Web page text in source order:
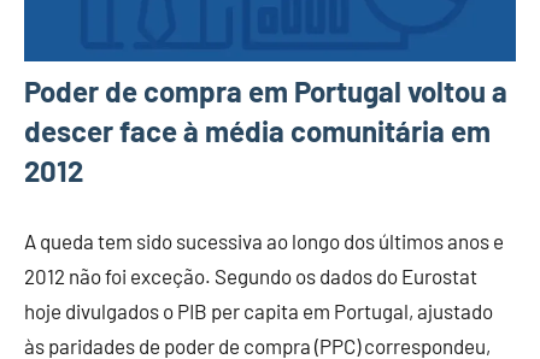
Poder de compra em Portugal voltou a
descer face à média comunitária em
2012
A queda tem sido sucessiva ao longo dos últimos anos e
2012 não foi exceção. Segundo os dados do Eurostat
hoje divulgados o PIB per capita em Portugal, ajustado
às paridades de poder de compra (PPC) correspondeu,